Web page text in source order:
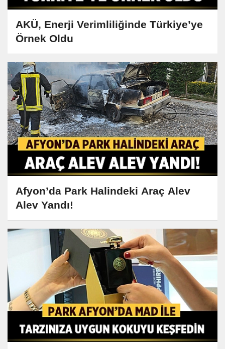
AKÜ, Enerji Verimliliğinde Türkiye’ye
Örnek Oldu
Afyon’da Park Halindeki Araç Alev
Alev Yandı!